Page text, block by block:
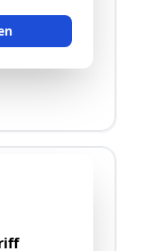
westseitig